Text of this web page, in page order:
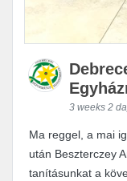
3 weeks 2
Ma reggel, a mai
után Beszterczey
tanításunkat a